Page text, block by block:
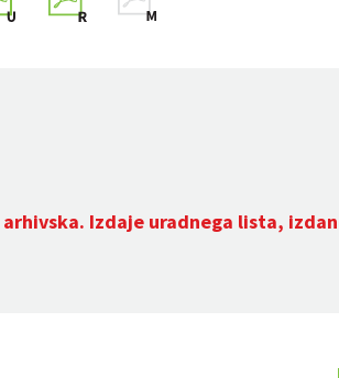
arhivska. Izdaje uradnega lista,